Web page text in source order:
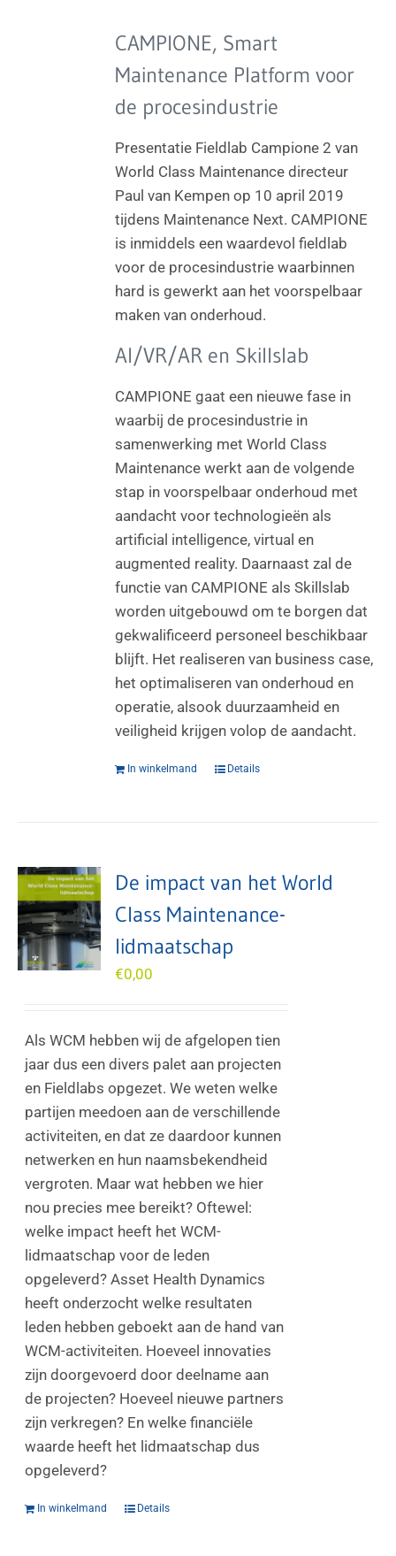
CAMPIONE, Smart
Maintenance Platform voor
de procesindustrie
Presentatie Fieldlab Campione 2 van
World Class Maintenance directeur
Paul van Kempen op 10 april 2019
tijdens Maintenance Next. CAMPIONE
is inmiddels een waardevol fieldlab
voor de procesindustrie waarbinnen
hard is gewerkt aan het voorspelbaar
maken van onderhoud.
AI/VR/AR en Skillslab
CAMPIONE gaat een nieuwe fase in
waarbij de procesindustrie in
samenwerking met World Class
Maintenance werkt aan de volgende
stap in voorspelbaar onderhoud met
aandacht voor technologieën als
artificial intelligence, virtual en
augmented reality. Daarnaast zal de
functie van CAMPIONE als Skillslab
worden uitgebouwd om te borgen dat
gekwalificeerd personeel beschikbaar
blijft. Het realiseren van business case,
het optimaliseren van onderhoud en
operatie, alsook duurzaamheid en
veiligheid krijgen volop de aandacht.
In winkelmand Details
De impact van het World
Class Maintenance-
lidmaatschap
€0,00
Als WCM hebben wij de afgelopen tien
jaar dus een divers palet aan projecten
en Fieldlabs opgezet. We weten welke
partijen meedoen aan de verschillende
activiteiten, en dat ze daardoor kunnen
netwerken en hun naamsbekendheid
vergroten. Maar wat hebben we hier
nou precies mee bereikt? Oftewel:
welke impact heeft het WCM-
lidmaatschap voor de leden
opgeleverd? Asset Health Dynamics
heeft onderzocht welke resultaten
leden hebben geboekt aan de hand van
WCM-activiteiten. Hoeveel innovaties
zijn doorgevoerd door deelname aan
de projecten? Hoeveel nieuwe partners
zijn verkregen? En welke financiële
waarde heeft het lidmaatschap dus
opgeleverd?
In winkelmand Details